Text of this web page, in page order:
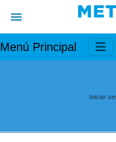
Menú Principal
Iniciar